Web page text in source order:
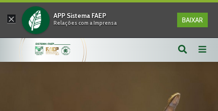
× APP Sistema FAEP
Relações com a Imprensa BAIXAR